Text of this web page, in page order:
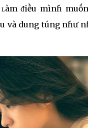
ᵭiḕu mìnɦ
và dung túng nɦư